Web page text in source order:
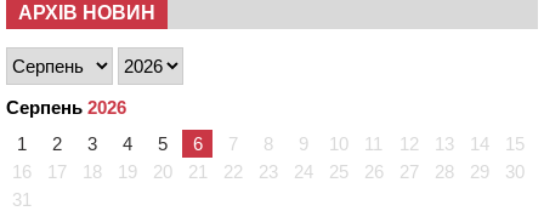
АРХІВ НОВИН
Серпень 2026
1
2 3 4 5 6 7 8 9 10 11 12 13 14
15
16
17 18 19 20 21 22 23 24 25 26 27 28 29
30
31